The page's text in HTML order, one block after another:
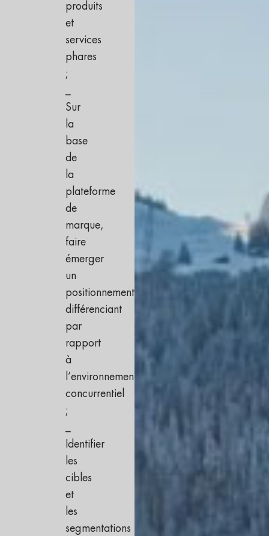
produits
et
services
phares
;
Sur
la
base
de
la
plateforme
de
marque,
faire
émerger
un
positionnement
différenciant
par
rapport
à
l’environnement
concurrentiel
;
Identifier
les
cibles
et
les
segmentations